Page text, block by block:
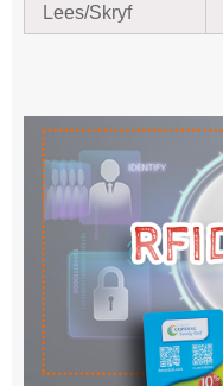
Lees/Skryf